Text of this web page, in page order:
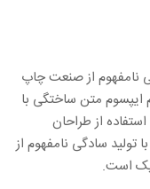
نامفهوم از صنعت چاپ
ایپسوم متن ساختگی با
از طراحان
سادگی نامفهوم از
است.